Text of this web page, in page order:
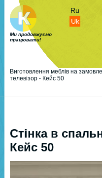
Ми продовжуємо
працювати!
Uk
Ru
Виготовлення меблів на
телевізор - Кейс 50
Стінка в
Кейс 50